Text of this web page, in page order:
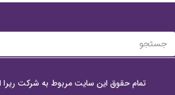
تمام حقوق این سایت مربوط به شرکت